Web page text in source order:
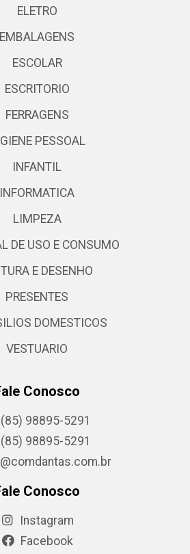
ELETRO
EMBALAGENS
ESCOLAR
ESCRITORIO
FERRAGENS
PESSOAL
INFANTIL
INFORMATICA
LIMPEZA
DE USO E CONSUMO
E DESENHO
PRESENTES
DOMESTICOS
VESTUARIO
Conosco
(85) 98895-5291
(85) 98895-5291
Conosco
Instagram
Facebook